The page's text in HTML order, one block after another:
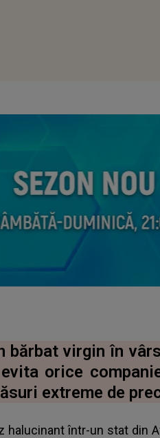
ARTICOLUL
bărbat virgin în
orice
extreme de
halucinant într-un stat din